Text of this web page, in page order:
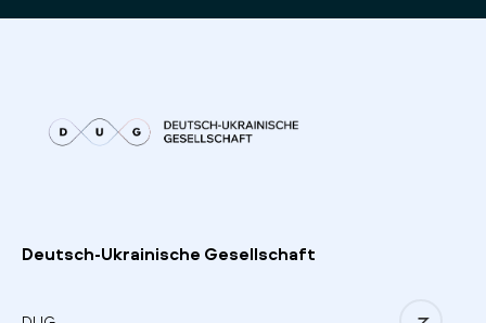
Deutsch-Ukrainische Gesellschaft